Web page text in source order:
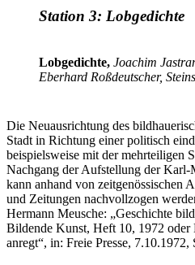
Station 3: Lobgedichte
Lobgedichte, Joachim
Eberhard Roßdeutscher,
Die Neuausrichtung des
Stadt in Richtung einer politisch
beispielsweise mit der mehrteiligen
Nachgang der Aufstellung der
kann anhand von zeitgenössischen
und Zeitungen nachvollzogen
Hermann Meusche: „Geschichte
Bildende Kunst, Heft 10, 1972
anregt“, in: Freie Presse, 7.10.1972,